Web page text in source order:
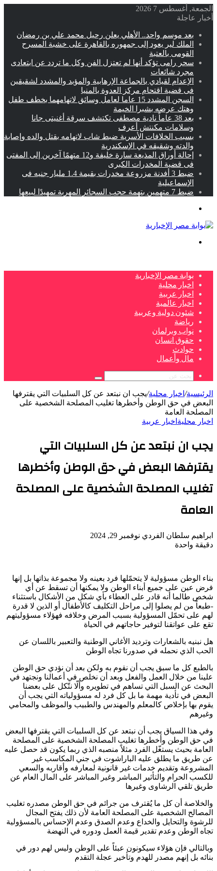
الجمعة, أغسطس 7 2026
أخبار عاجلة
بعد موسم واحد.. الأهلي يعلن رحيل محمد علي بن رمضان
الملك لير يعود إلى جمهوره بالقاهرة على خشبة المسرح
القومى بالعتبة
سحر رامى تؤكد أنها لم تعتزل الفن وكل ما تردد عن ابتعادى
مجرد شائعات
الإعدام لقيادي بالجماعة الإرهابية والمؤبد والمشدد لشقيقين
فى قضية اقتحام مركز العدوة بالمنيا
السجن المشدد 15 عاما لعامل وسائق لاتهامهما بخطف طفل
وهتك عرضه بشبرا الخيمة
بعد 38 عاماً نادية مصطفى تكتشف سرقة أغنيتى جانا
وسلامات مكنتش أعرف
بسبب الخلافات الأسرية ضبط شاب لاتهامه بقتل والده وإصابة
والدته وشقيقه في الإسكندرية
إحالة أوراق المذيعة سارة خليفة و12 متهمًا آخرين إلى المفتى
فى قضية المخدرات الكبرى
ضبط 3 أفدنة مزروعة مخدرات بقيمة 1.4 مليار جنيه فى
الإسماعيلية
ضبط 7 متهمين بتهمة حجب السجائر المهربة تمهيدًا لبيعها
بوابة مصر الإخبارية
اخبار محلية
اخبار عربية
اخبار عالمية
شئون دولية وعربية
رياضة
نواب وبرلمان
حقوق انسان
حوادث
مال وأعمال
بحث
عن
الرئيسية/ اخبار محلية/يجب ان نبتعد عن كل السلبيات التي يقترفها
البعض في حق الوطن وأخطرها تغليب المصلحة الشخصية على
المصلحة العامة
اخبار محلية اخبار عربية
يجب ان نبتعد عن كل السلبيات التي
يقترفها البعض في حق الوطن وأخطرها
تغليب المصلحة الشخصية على المصلحة
العامة
ابراهيم سلطان الفردي أرسل
نوفمبر 29, 2024
دقيقة واحدة
بناء الوطن مسؤولية لا يتحمّلها فرد بعينه ولا مجموعة بذاتها بل إنها
فرض عين على جميع أبناء الوطن ولا يمكنها أن تسقط عن أي
شخص طالما أنه قادر على العطاء بأي شكل من الأشكال باستثناء
-طبعاً من لم يصلوا إلى مراحل التكليف كالأطفال أو الذين لا قدرة
لهم على تحمّل المسؤولية بسبب المرض وخلافه فهؤلاء مسؤوليتهم
تقع على عواتقنا لتوفير حاجاتهم في الحياة
هل نبنيه بالشعارات وترديد الأغاني الوطنية والتعبير باللسان عن
الحب الذي نحمله في صدورنا تجاه الوطن
بالطبع كل ما سبق يجب أن نقوم به ولكن بعد أن نؤدي حق الوطن
علينا من خلال العمل والفعل وبعد أن نخلص في أعمالنا ونجتهد في
البحث عن السبل التي تساهم في تطويره وألّا نتّكل على بعضنا
البعض في تأدية مهمة ما بل كل فرد له مسؤولياته التي يجب أن
يقوم بها بإخلاص كالمعلم والمهندس والطبيب والموظف والمحامي
وغيرهم
وفي هذا السياق يجب أن نبتعد عن كل السلبيات التي يقترفها البعض
في حق الوطن وأخطرها تغليب المصلحة الشخصية على المصلحة
العامة بحيث يستغّل الفرد مثلاً منصبه الذي ربما يكون قد حصل عليه
عن طريق ما يطلق عليه الباراشوت في جني المكاسب غير
المشروعة وتقديم خدمات غير قانونية لمعارفه وأقاربه والسعي
للكسب الحرام والتأثير المباشر وغير المباشر على المال العام عن
طريق تلقي الرشاوى وغيرها
والخلاصة أن كل ما يُقترف من جرائم في حق الوطن مصدره تغليب
المصالح الشخصية على المصلحة العامة لأن ذلك يفتح المجال
للرشوة والتحايل والخداع وعدم الصدق وعدم الإحساس بالمسؤولية
تجاه الوطن وعدم تقدير قيمة العمل ودوره في النهضة
وبالتالي فإن هؤلاء سيكونون عبئاً على الوطن وليس لهم دور في
بنائه بل إنهم مصدر للهدم وتأخير عجلة التقدم